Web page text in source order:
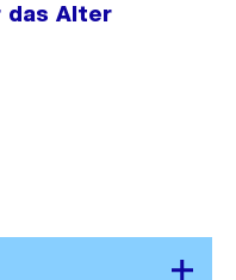
das Alter